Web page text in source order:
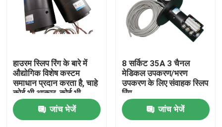
उत्पाद
विडियो
प्रवाहकीय पर्ची की अंगूठी
हाई स्पीड स्लिप रिंग
हाउरम स्लिप रिंग के बारे में
औद्योगिक विशेष कस्टम
समाधान प्रदान करता है, चाहे
कोई भी आकार, कोई भी
आईपी वर्ग IP51 से IP68
तक
जांच भेजें
8 सर्किट 35A 3 चैनल
मेडिकल उपकरण/भरण
उपकरण के लिए संवाहक स्लिप
रिंग
जांच भेजें